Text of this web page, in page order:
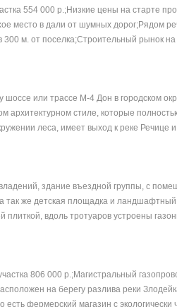
554 000 р.;Низкие цены на старте
место в дали от шумных дорог;Рядом
300 м. от поселка;Строительный рынок на
или трассе М-4 Дон в городском
архитектурном стиле, которые
леса, имеет выход к реке Речице и
здание въездной группы, с
так же детская площадка и
вдоль тротуаров устроены
806 000 р.;Магистральный
на берегу разлива реки
фермерский магазин с экологически